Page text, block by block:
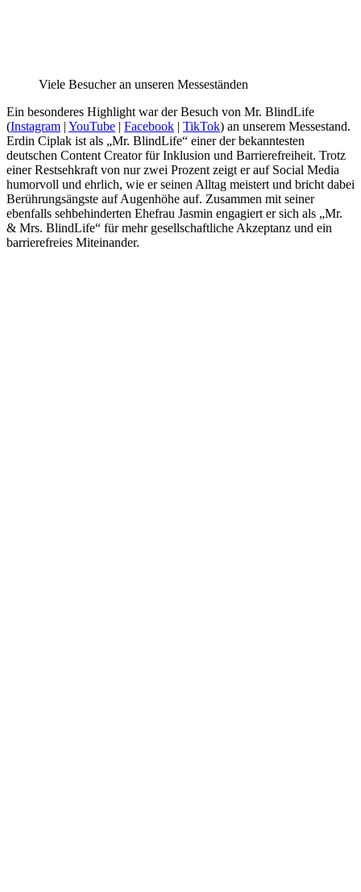
Viele Besucher an unseren Messeständen
Ein besonderes Highlight war der Besuch von Mr. BlindLife
(Instagram | YouTube | Facebook | TikTok) an unserem Messestand.
Erdin Ciplak ist als „Mr. BlindLife“ einer der bekanntesten
deutschen Content Creator für Inklusion und Barrierefreiheit. Trotz
einer Restsehkraft von nur zwei Prozent zeigt er auf Social Media
humorvoll und ehrlich, wie er seinen Alltag meistert und bricht dabei
Berührungsängste auf Augenhöhe auf. Zusammen mit seiner
ebenfalls sehbehinderten Ehefrau Jasmin engagiert er sich als „Mr.
& Mrs. BlindLife“ für mehr gesellschaftliche Akzeptanz und ein
barrierefreies Miteinander.